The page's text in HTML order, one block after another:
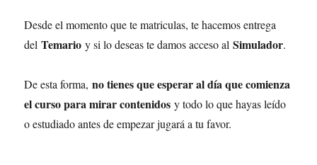
Desde el momento que te matriculas, te hacemos entrega
delTemario y si lo deseas te damos acceso alSimulador.
De esta forma,no tienes que esperar al día que comienza
el curso para mirar contenidos y todo lo que hayas leído
o estudiado antes de empezar jugará a tu favor.